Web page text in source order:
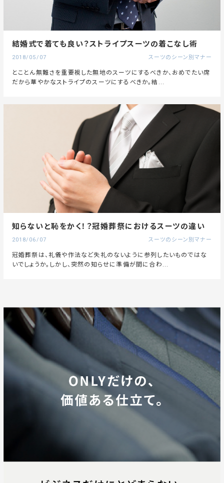
結婚式で着ても良い？ストライプスーツの着こなし術
2018/05/07 スーツのシーン別マナー
とことん無難さを重要視した無地のスーツにするべきか、おめでたい席
だから華やかなストライプのスーツにするべきか。結...
知らないと恥をかく！？冠婚葬祭におけるスーツの違い
2018/06/07 スーツのシーン別マナー
冠婚葬祭は、礼儀や作法など失礼のないように参列したいものではな
いでしょうか。しかし、突然の知らせに準備が間に合わ...